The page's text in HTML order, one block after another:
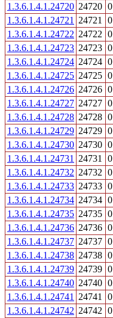
1.3.6.1.4.1.24720 24720 0
1.3.6.1.4.1.24721
24721 0
1.3.6.1.4.1.24722 24722 0
1.3.6.1.4.1.24723 24723 0
1.3.6.1.4.1.24724 24724 0
1.3.6.1.4.1.24725 24725 0
1.3.6.1.4.1.24726 24726 0
1.3.6.1.4.1.24727 24727 0
1.3.6.1.4.1.24728 24728 0
1.3.6.1.4.1.24729 24729 0
1.3.6.1.4.1.24730 24730 0
1.3.6.1.4.1.24731
24731 0
1.3.6.1.4.1.24732 24732 0
1.3.6.1.4.1.24733 24733 0
1.3.6.1.4.1.24734 24734 0
1.3.6.1.4.1.24735 24735 0
1.3.6.1.4.1.24736 24736 0
1.3.6.1.4.1.24737 24737 0
1.3.6.1.4.1.24738 24738 0
1.3.6.1.4.1.24739 24739 0
1.3.6.1.4.1.24740 24740 0
1.3.6.1.4.1.24741
24741 0
1.3.6.1.4.1.24742 24742 0